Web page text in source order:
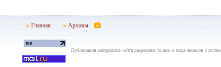
Главная Архивы
Публикация материалов сайта разрешена только в виде анонсов с